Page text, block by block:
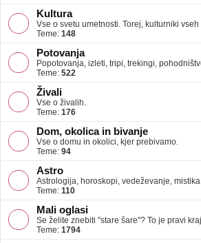
Kultura
Vse o svetu umetnosti. Torej, kulturniki
Teme: 148
Potovanja
Popotovanja, izleti, tripi, trekingi,
Teme: 522
Živali
Vse o živalih.
Teme: 176
Dom, okolica in bivanje
Vse o domu in okolici, kjer prebivamo.
Teme: 94
Astro
Astrologija, horoskopi, vedeževanje,
Teme: 110
Mali oglasi
Se želite znebiti "stare šare"? To je pravi
Teme: 1794